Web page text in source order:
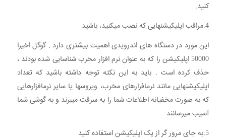
کنید.
4.مراقب اپلیکیشنهایی که نصب میکنید، باشید
این مورد در دستگاه های اندرویدی اهمیت بیشتری دارد . گوگل اخیرا
50000 اپلیکیشن را که به عنوان نرم افزار مخرب شناسایی شده بودند ،
حذف کرده است . باید به این نکته توجه داشته باشید که تعداد
اپلیکیشنهایی مانند نرمافزارهای مخرب، ویروسها یا سایر نرمافزارهایی
که به صورت مخفیانه اطلاعات شما را به سرقت میبرند و به گوشی شما
آسیب میرسانند
5.به جای مرور گر از یک اپلیکیشن استفاده کنید